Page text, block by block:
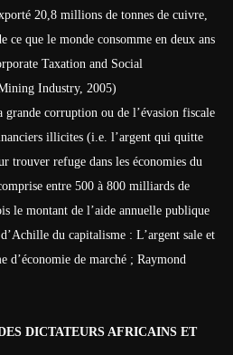
20,8 millions de tonnes de cuivre,
ce que le monde consomme en deux ans
Taxation and Social
Industry, 2005)
grande corruption ou de l’évasion fiscale
illicites (i.e. l’argent qui quitte
trouver refuge dans les économies du
entre 500 à 800 milliards de
le montant de l’aide annuelle publique
du capitalisme : L’argent sale et
d’économie de marché ; Raymond
DICTATEURS AFRICAINS ET